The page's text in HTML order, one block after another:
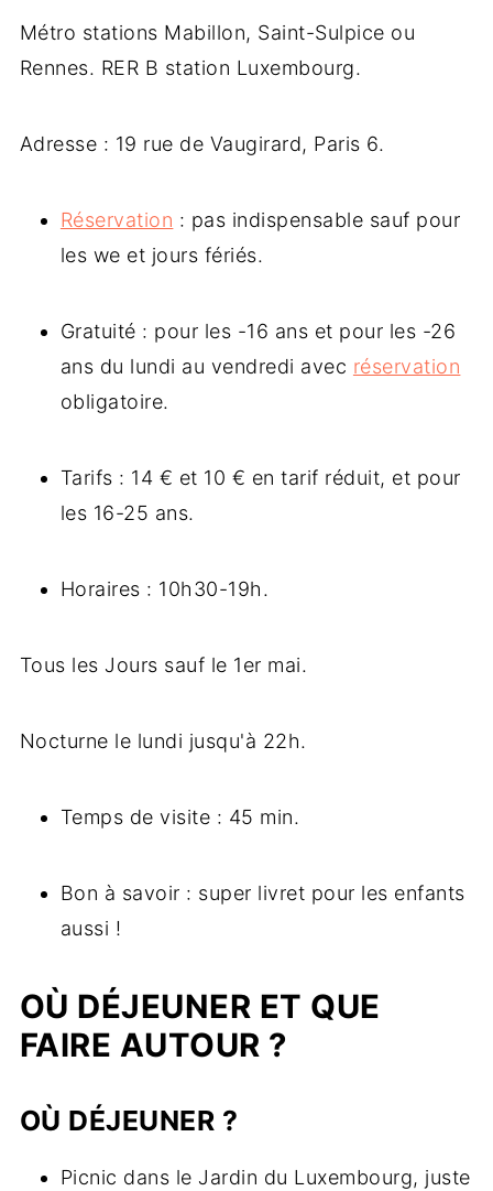
Métro stations Mabillon, Saint-Sulpice ou
Rennes. RER B station Luxembourg.
Adresse : 19 rue de Vaugirard, Paris 6.
Réservation : pas indispensable sauf pour
les we et jours fériés.
Gratuité : pour les -16 ans et pour les -26
ans du lundi au vendredi avec réservation
obligatoire.
Tarifs : 14 € et 10 € en tarif réduit, et pour
les 16-25 ans.
Horaires : 10h30-19h.
Tous les Jours sauf le 1er mai.
Nocturne le lundi jusqu'à 22h.
Temps de visite : 45 min.
Bon à savoir : super livret pour les enfants
aussi !
OÙ DÉJEUNER ET QUE
FAIRE AUTOUR ?
OÙ DÉJEUNER ?
Picnic dans le Jardin du Luxembourg, juste